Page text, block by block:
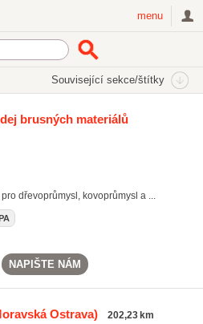
menu
Související sekce/štítky
brusných materiálů
dřevoprůmysl, kovoprůmysl a ...
NAPIŠTE NÁM
Ostrava) 202,23 km